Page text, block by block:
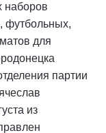
наборов
футбольных,
для
партии
из